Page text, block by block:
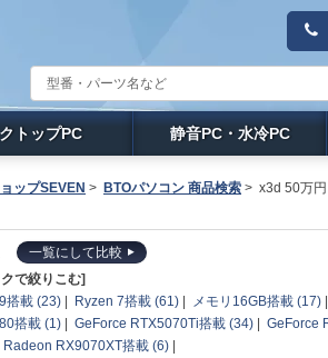
トップPC 静音PC・水冷PC
ップSEVEN > BTOパソコン 商品検索 > x3d 50万
一覧にして比較
で絞りこむ]
搭載 (23) | Ryzen 7搭載 (61) | メモリ16GB搭載 (17) |
搭載 (1) | GeForce RTX5070Ti搭載 (34) | GeForce
Radeon RX9070XT搭載 (6) |